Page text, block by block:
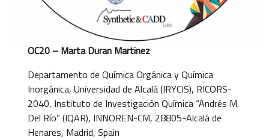
OC20 – Marta Duran Martinez
Departamento de Química Orgánica y Química
Inorgánica, Universidad de Alcalá (IRYCIS), RICORS-
2040, Instituto de Investigación Química “Andrés M.
Del Río” (IQAR), INNOREN-CM, 28805-Alcalá de
Henares, Madrid, Spain